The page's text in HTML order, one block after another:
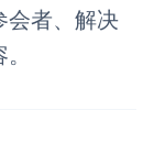
会者、解决